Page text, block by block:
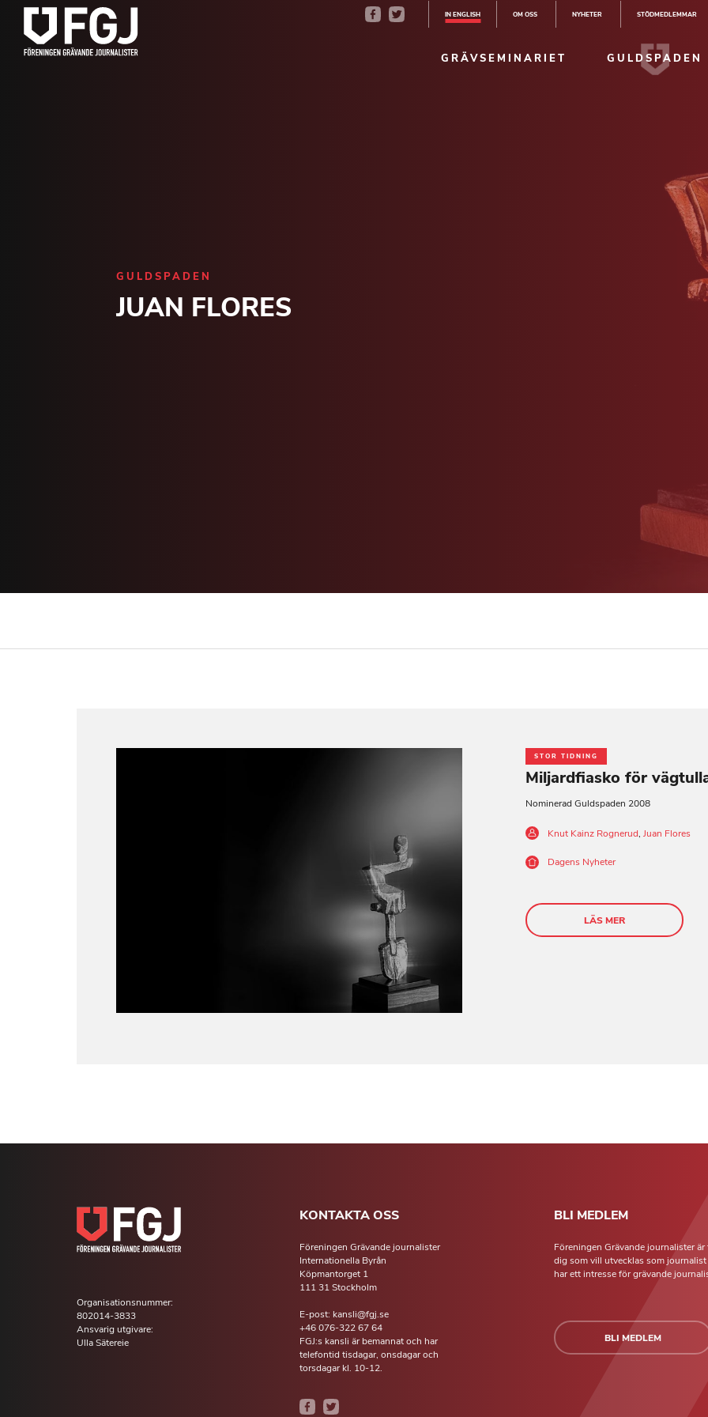
IN ENGLISH OM OSS NYHETER STÖDMEDLEMMAR
GRÄVSEMINARIET GULDSPADEN
GULDSPADEN
JUAN FLORES
STOR TIDNING
Miljardfiasko för
Nominerad Guldspaden 2008
Knut Kainz Rognerud, Juan Flores
Dagens Nyheter
LÄS MER
Organisationsnummer:
802014-3833
Ansvarig utgivare:
Ulla Sätereie
KONTAKTA OSS
Föreningen Grävande journalister
Internationella Byrån
Köpmantorget 1
111 31 Stockholm
E-post: kansli@fgj.se
+46 076-322 67 64
FGJ:s kansli är bemannat och har
telefontid tisdagar, onsdagar och
torsdagar kl. 10-12.
BLI MEDLEM
Föreningen Grävande journalister är
dig som vill utvecklas som
har ett intresse för grävande
BLI MEDLEM